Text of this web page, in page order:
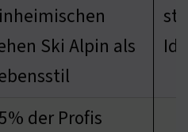
Ski Alpin als
der Profis